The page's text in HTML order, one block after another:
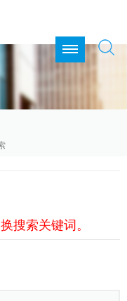
搜索关键词。